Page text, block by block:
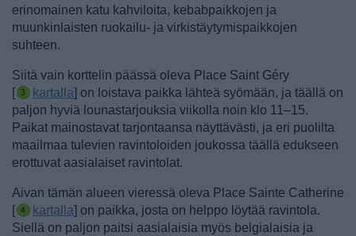
erinomainen katu kahviloita, kebabpaikkojen ja
muunkinlaisten ruokailu- ja virkistäytymispaikkojen
suhteen.
Siitä vain korttelin päässä oleva Place Saint Géry
[
kartalla] on loistava paikka lähteä syömään, ja täällä on
paljon hyviä lounastarjouksia viikolla noin klo 11–15.
Paikat mainostavat tarjontaansa näyttävästi, ja eri puolilta
maailmaa tulevien ravintoloiden joukossa täällä edukseen
erottuvat aasialaiset ravintolat.
Aivan tämän alueen vieressä oleva Place Sainte Catherine
[
kartalla] on paikka, josta on helppo löytää ravintola.
Siellä on paljon paitsi aasialaisia myös belgialaisia ja